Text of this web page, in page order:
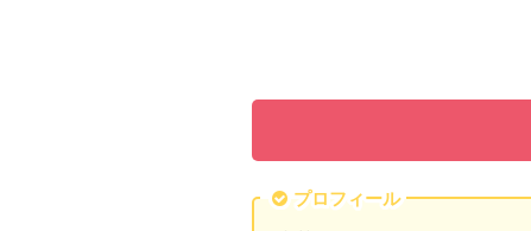
プロフィール